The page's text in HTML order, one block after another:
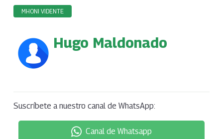
MHONI VIDENTE
Hugo Maldonado
Suscríbete a nuestro canal de WhatsApp:
Canal de Whatsapp